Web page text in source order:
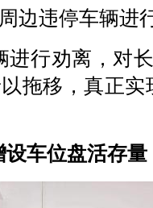
边违停车辆进
进行劝离，对
拖移，真正实
设车位盘活存量